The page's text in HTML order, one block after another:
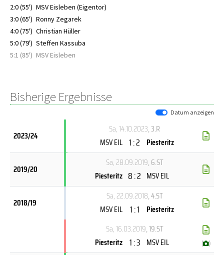
2:0 (55') MSV Eisleben (Eigentor)
3:0 (65') Ronny Zegarek
4:0 (75') Christian Hüller
5:0 (79') Steffen Kassuba
5:1 (85') MSV Eisleben
Bisherige Ergebnisse
Datum anzeigen
2023/24
Sa, 14.10.2023, 3.R
MSV EIL 1 : 2 Piesteritz
2019/20
Sa, 28.09.2019, 6.ST
Piesteritz 8 : 2 MSV EIL
2018/19
Sa, 22.09.2018, 4.ST
MSV EIL 1 : 1
Piesteritz
Sa, 16.03.2019, 19.ST
Piesteritz 1 : 3 MSV EIL ( )